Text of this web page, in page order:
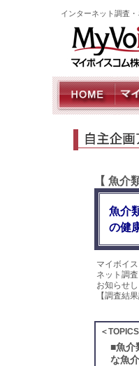
インターネット調査
【 魚介
魚介
の健
マイボイ
ネット調
お知らせし
【調査結
＜
■魚介
な魚